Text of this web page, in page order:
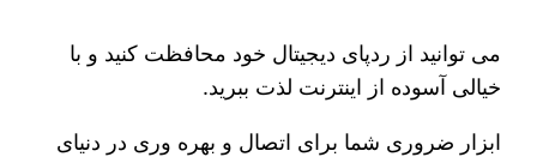
می توانید از ردپای دیجیتال خود محافظت کنید و با
خیالی آسوده از اینترنت لذت ببرید.
ابزار ضروری شما برای اتصال و بهره وری در دنیای